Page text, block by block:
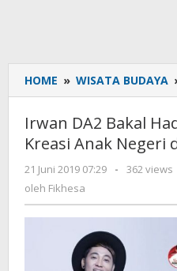
HOME » WISATA BUDAYA
Irwan DA2 Bakal
Kreasi Anak Negeri
21 Juni 2019 07:29
oleh
-
362 views
oleh Fikhesa